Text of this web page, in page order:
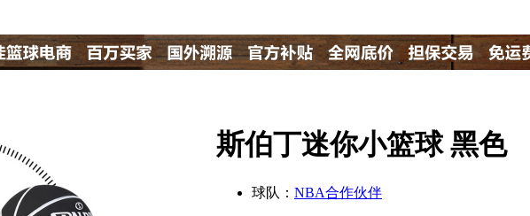
斯伯丁迷你小篮球 黑色
球队： NBA合作伙伴